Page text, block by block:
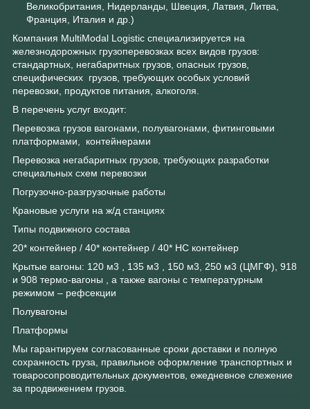
Великобритания, Нидерланды, Швеция, Латвия, Литва,
Франция, Италия и др.)
Компания MultiModal Logistic специализируется на
железнодорожных грузоперевозках всех видов грузов:
стандартных, негабаритных грузов, опасных грузов,
специфических грузов, требующих особых условий
перевозки, продуктов питания, алкоголя.
В перечень услуг входит:
Перевозка грузов вагонами, полувагонами, фитинговыми
платформами, контейнерами
Перевозка негабаритных грузов, требующих разработки
специальных схем перевозки
Погрузочно-разгрузочные работы
Крановые услуги на ж/д станциях
Типы подвижного состава
20* контейнер / 40* контейнер / 40* НС контейнер
Крытые вагоны: 120 м3 , 135 м3 , 150 м3, 250 м3 (ЦМГФ), 918
и 908 термо-вагоны , а также вагоны с температурным
режимом – рефсекции
Полувагоны
Платформы
Мы гарантируем согласованные сроки доставки и полную
сохранность груза, правильное оформление транспортных и
товаросопроводительных документов, ежедневное слежение
за продвижением грузов.